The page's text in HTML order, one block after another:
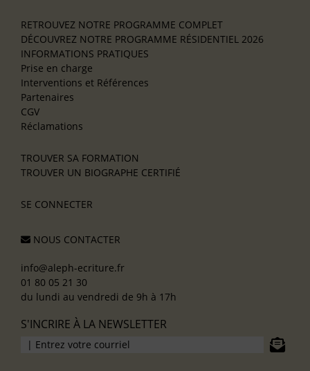
RETROUVEZ NOTRE PROGRAMME COMPLET
DÉCOUVREZ NOTRE PROGRAMME RÉSIDENTIEL 2026
INFORMATIONS PRATIQUES
Prise en charge
Interventions et Références
Partenaires
CGV
Réclamations
TROUVER SA FORMATION
TROUVER UN BIOGRAPHE CERTIFIÉ
SE CONNECTER
NOUS CONTACTER
info@aleph-ecriture.fr
01 80 05 21 30
du lundi au vendredi de 9h à 17h
S'INCRIRE À LA NEWSLETTER